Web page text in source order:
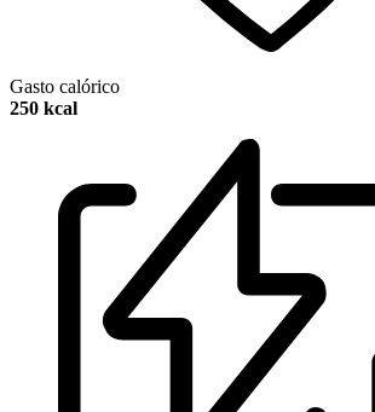
Gasto calórico
250 kcal